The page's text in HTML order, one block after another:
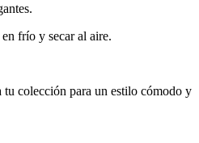
frío y secar al aire.
tu colección para un estilo cómodo y